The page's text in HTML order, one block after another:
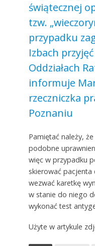
świątecznej
tzw.
przypadku
Izbach
Oddziałach
informuje
rzeczniczka
Poznaniu
Pamiętać należy,
podobne
więc w przypadku
skierować
wezwać karetkę
w stanie do niego
wykonać test
Użyte w artykule